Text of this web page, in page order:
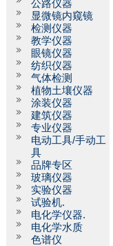
公路仪器
显微镜内窥镜
检测仪器
教学仪器
眼镜仪器
纺织仪器
气体检测
植物土壤仪器
涂装仪器
建筑仪器
专业仪器
电动工具/手动工
具
品牌专区
玻璃仪器
实验仪器
试验机.
电化学仪器.
电化学水质
色谱仪